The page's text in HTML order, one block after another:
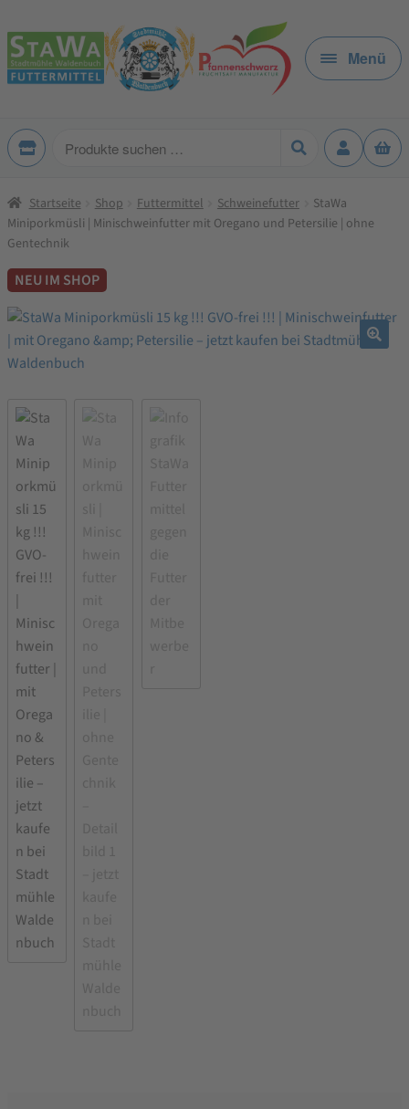
Zur
Navigation
springen
Zum
Inhalt
springen
Menü
Produkte
Startseite Shop Futtermittel Schweinefutter
StaWa
Miniporkmüsli | Minischweinfutter mit Oregano und Petersilie | ohne
Gentechnik
NEU IM SHOP